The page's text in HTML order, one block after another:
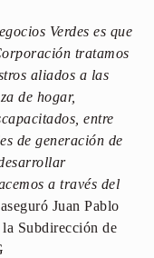
Verdes es que
tratamos
aliados a las
de hogar,
entre
de generación de
a través del
aseguró Juan Pablo
Subdirección de